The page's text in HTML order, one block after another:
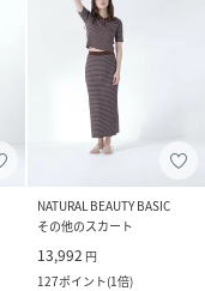
NATURAL BEAUTY BASIC
その他のスカート
13,992 円
127ポイント(1倍)